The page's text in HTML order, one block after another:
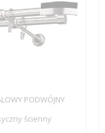
PODWÓJNY
ścienny